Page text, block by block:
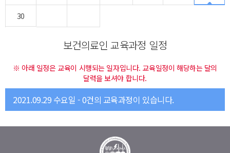
30
보건의료인 교육과정 일정
※ 아래 일정은 교육이 시행되는 일자입니다. 교육일정이 해당하는 달의
달력을 보셔야 합니다.
2021.09.29 수요일 - 0건의 교육과정이 있습니다.